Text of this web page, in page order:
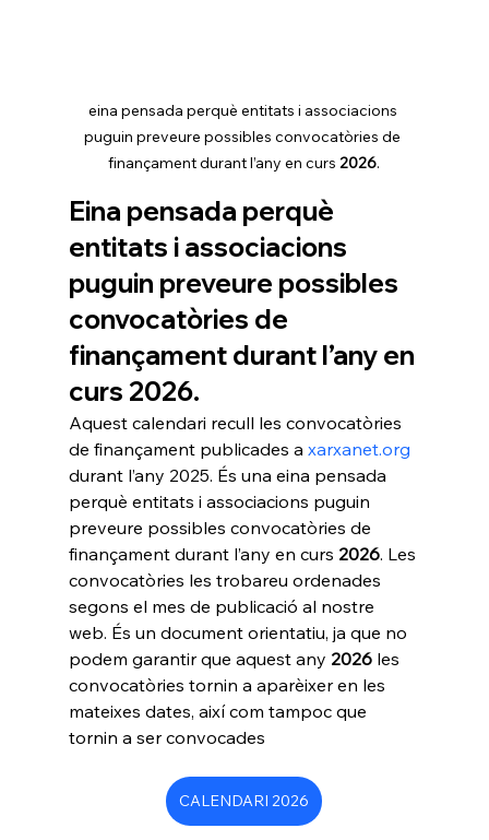
eina pensada perquè entitats i associacions
puguin preveure possibles convocatòries de
finançament durant l’any en curs 2026.
Eina pensada perquè
entitats i associacions
puguin preveure possibles
convocatòries de
finançament durant l’any en
curs 2026.
Aquest calendari recull les convocatòries
de finançament publicades a xarxanet.org
durant l’any 2025. És una eina pensada
perquè entitats i associacions puguin
preveure possibles convocatòries de
finançament durant l’any en curs 2026. Les
convocatòries les trobareu ordenades
segons el mes de publicació al nostre
web. És un document orientatiu, ja que no
podem garantir que aquest any 2026 les
convocatòries tornin a aparèixer en les
mateixes dates, així com tampoc que
tornin a ser convocades
CALENDARI 2026